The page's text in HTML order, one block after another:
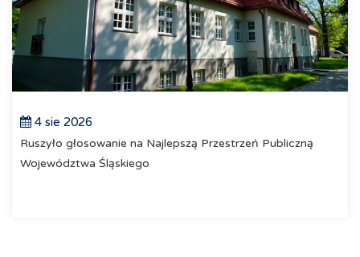
4 sie 2026
Ruszyło głosowanie na Najlepszą Przestrzeń Publiczną
Województwa Śląskiego